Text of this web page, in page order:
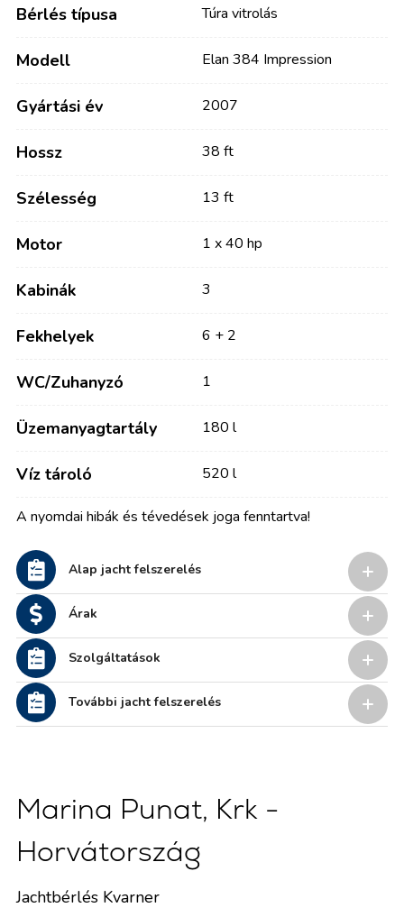
Bérlés típusa Túra vitrolás
Modell Elan 384 Impression
Gyártási év 2007
Hossz 38 ft
Szélesség 13 ft
Motor 1 x 40 hp
Kabinák 3
Fekhelyek 6 + 2
WC/Zuhanyzó 1
Üzemanyagtartály 180 l
Víz tároló 520 l
A nyomdai hibák és tévedések joga fenntartva!
Alap jacht felszerelés
Árak
Szolgáltatások
További jacht felszerelés
Marina Punat, Krk -
Horvátország
Jachtbérlés Kvarner